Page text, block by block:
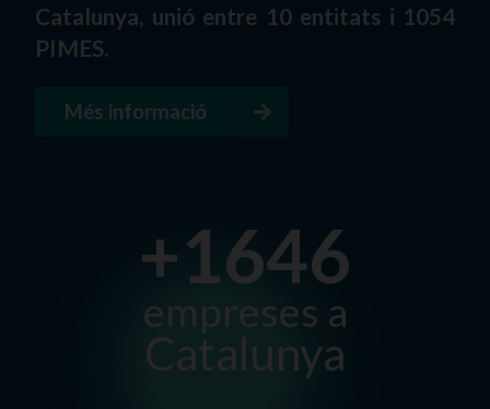
Catalunya, unió entre 10 entitats i 1054
PIMES.
Més informació
+1646
empreses a
Catalunya